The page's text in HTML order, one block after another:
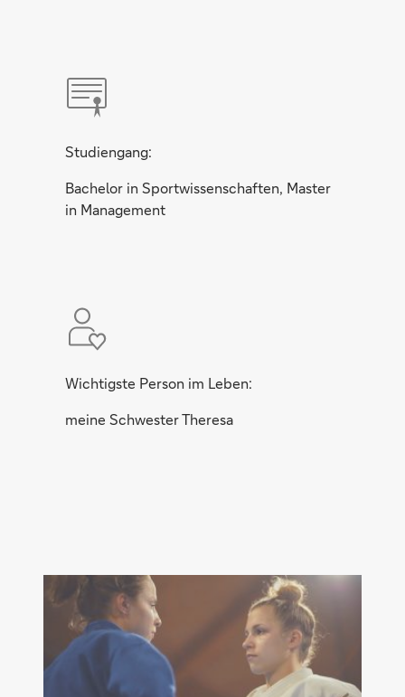
Studiengang:
Bachelor in Sportwissenschaften, Master
in Management
Wichtigste Person im Leben:
meine Schwester Theresa